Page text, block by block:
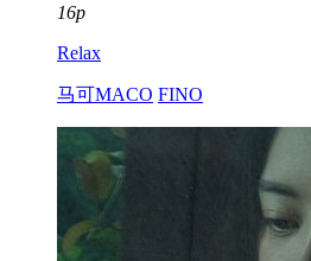
16p
Relax
马可MACO FINO